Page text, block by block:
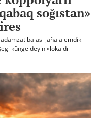
soğıstan»
balası jaña älemdik
künge deyin «lokaldı